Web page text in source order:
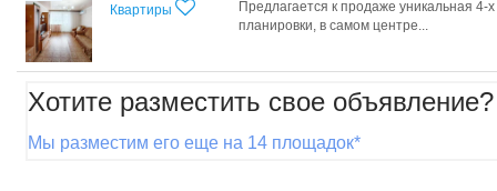
Квартиры
Предлагается к продаже уникальная 4-
планировки, в самом центре...
Хотите разместить свое объявление?
Мы разместим его еще на 14 площадок*